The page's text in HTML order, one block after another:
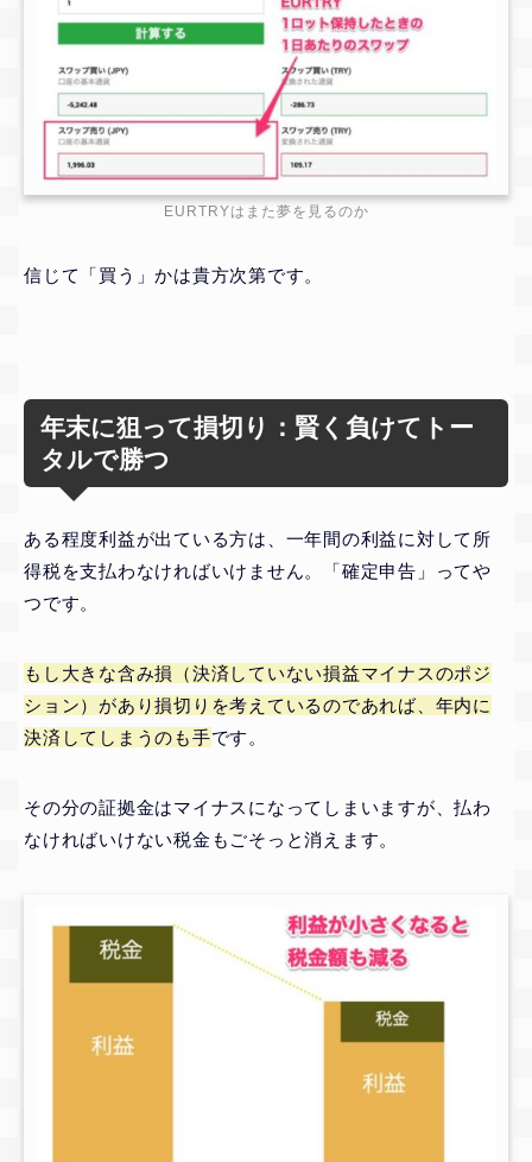
EURTRYはまた夢を見るのか
信じて「買う」かは貴方次第です。
年末に狙って損切り：賢く負けてトー
タルで勝つ
ある程度利益が出ている方は、一年間の利益に対して所
得税を支払わなければいけません。「確定申告」ってや
つです。
もし大きな含み損（決済していない損益マイナスのポジ
ション）があり損切りを考えているのであれば、年内に
決済してしまうのも手です。
その分の証拠金はマイナスになってしまいますが、払わ
なければいけない税金もごそっと消えます。